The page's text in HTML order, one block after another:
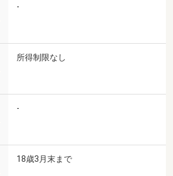
-
所得制限なし
-
18歳3月末まで